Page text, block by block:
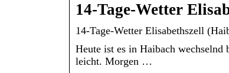
14-Tage-Wetter
14-Tage-Wetter Elisabethszell
Heute ist es in Haibach
leicht. Morgen …